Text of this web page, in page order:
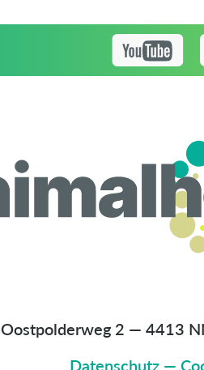
Oostpolderweg 2 — 4413
Datenschutz—